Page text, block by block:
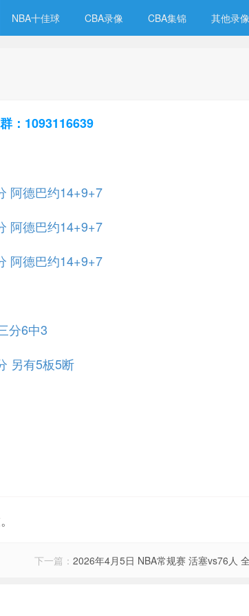
NBA十佳球 CBA录像 CBA集锦 其他录像
：1093116639
阿德巴约14+9+7
阿德巴约14+9+7
阿德巴约14+9+7
分6中3
另有5板5断
下一篇： 2026年4月5日 NBA常规赛 活塞vs76人